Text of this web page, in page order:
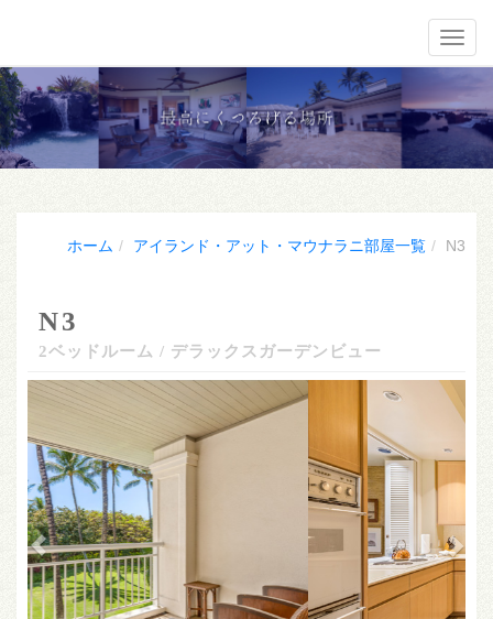
メニ
ホーム アイランド・アット・マウナラニ部屋一覧 N3
N3
2ベッドルーム / デラックスガーデンビュー
Previous